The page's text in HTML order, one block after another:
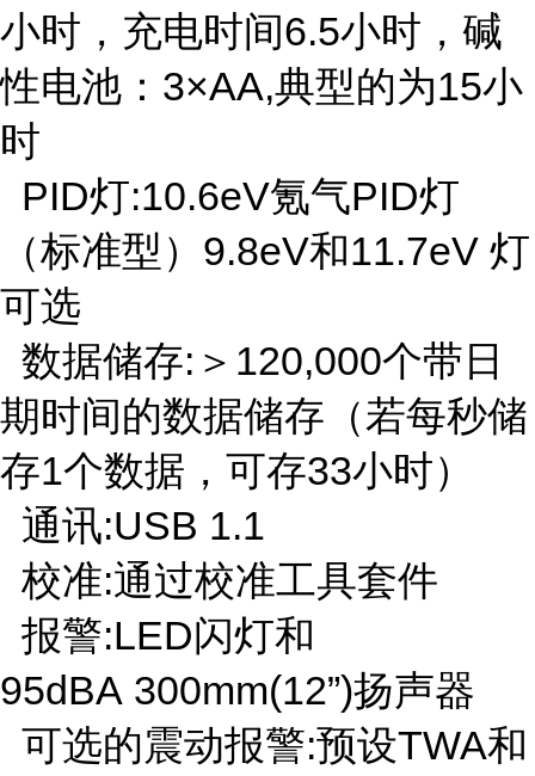
小时，充电时间6.5小时，碱
性电池：3×AA,典型的为15小
时
PID灯:10.6eV氪气PID灯
（标准型）9.8eV和11.7eV 灯
可选
数据储存:＞120,000个带日
期时间的数据储存（若每秒储
存1个数据，可存33小时）
通讯:USB 1.1
校准:通过校准工具套件
报警:LED闪灯和
95dBA 300mm(12”)扬声器
可选的震动报警:预设TWA和